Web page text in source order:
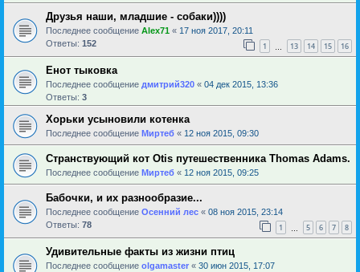
Друзья наши, младшие - собаки))))
Последнее сообщение Alex71 « 17 ноя 2017, 20:11
Ответы: 152 1 13 14 15 16
Енот тыковка
Последнее сообщение дмитрий320 « 04 дек 2015, 13:36
Ответы: 3
Хорьки усыновили котенка
Последнее сообщение Миртеб « 12 ноя 2015, 09:30
Странствующий кот Otis путешественника Thomas Adams.
Последнее сообщение Миртеб « 12 ноя 2015, 09:25
Бабочки, и их разнообразие...
Последнее сообщение Осенний лес « 08 ноя 2015, 23:14
Ответы: 78 1 5 6 7 8
Удивительные факты из жизни птиц
Последнее сообщение olgamaster « 30 июн 2015, 17:07